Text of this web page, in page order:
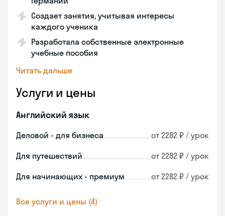
Создает занятия, учитывая интересы
каждого ученика
Разработала собственные электронные
учебные пособия
Читать дальше
Услуги и цены
Английский язык
Деловой - для бизнеса от 2282 ₽ / урок
Для путешествий от 2282 ₽ / урок
Для начинающих - премиум от 2282 ₽ / урок
Все услуги и цены (4)